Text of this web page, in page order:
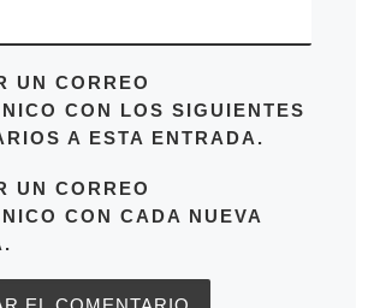
UN CORREO
CON LOS SIGUIENTES
A ESTA ENTRADA.
UN CORREO
CON CADA NUEVA